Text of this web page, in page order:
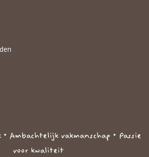
Ambachtelijk vakmanschap • Passie
voor kwaliteit